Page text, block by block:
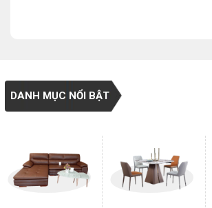
DANH MỤC NỔI BẬT